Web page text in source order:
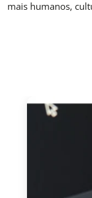
mais humanos,